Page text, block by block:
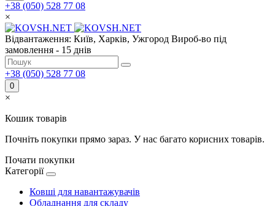
+38 (050) 528 77 08
×
Відвантаження: Київ, Харків, Ужгород Вироб-во під
замовлення - 15 днів
+38 (050) 528 77 08
0
×
Кошик товарів
Почніть покупки прямо зараз. У нас багато корисних товарів.
Почати покупки
Категорії
Ковші для навантажувачів
Обладнання для складу